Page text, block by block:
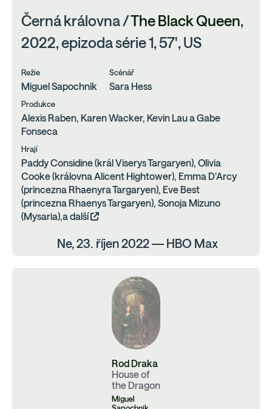
Černá královna /The Black Queen,
2022, epizoda série 1, 57', US
Režie
Miguel Sapochnik
Scénář
Sara Hess
Produkce
Alexis Raben, Karen Wacker, Kevin Lau a Gabe
Fonseca
Hrají
Paddy Considine (král Viserys Targaryen), Olivia
Cooke (královna Alicent Hightower), Emma D'Arcy
(princezna Rhaenyra Targaryen), Eve Best
(princezna Rhaenys Targaryen), Sonoja Mizuno
(Mysaria),a další
Ne, 23. říjen 2022 — HBO Max
Rod Draka
House of
the Dragon
Miguel